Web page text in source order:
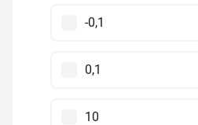
-0,1
0,1
10